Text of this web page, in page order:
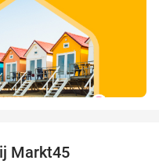
Markt45